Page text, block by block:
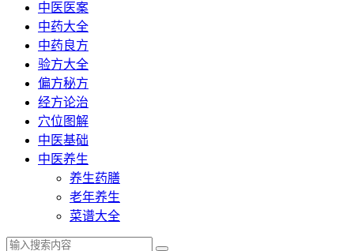
中医医案
中药大全
中药良方
验方大全
偏方秘方
经方论治
穴位图解
中医基础
中医养生
养生药膳
老年养生
菜谱大全